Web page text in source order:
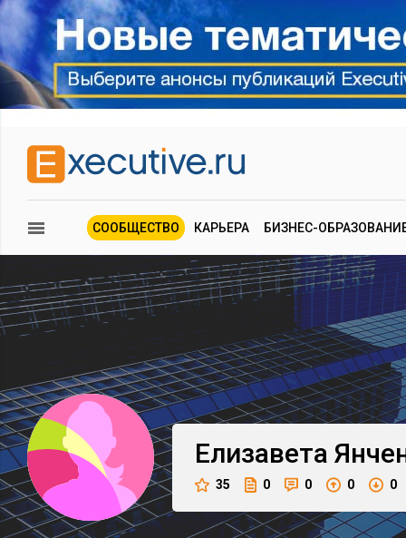
СООБЩЕСТВО КАРЬЕРА БИЗНЕС-
Елизавета
35 0 0 0 0